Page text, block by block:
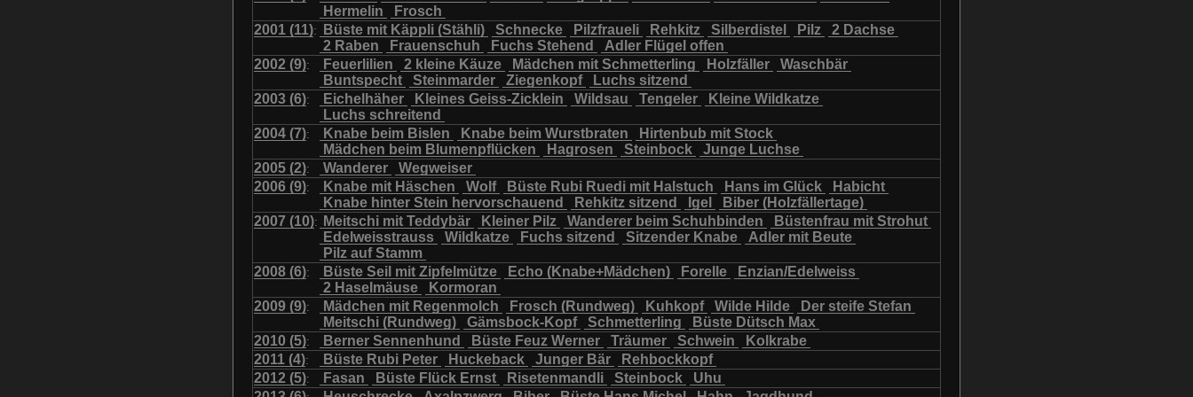
Uhu mit Jungen Waschbär
Hermelin
Frosch
2001 (11): Büste mit Käppli (Stähli) Schnecke Pilzfraueli Rehkitz Silberdistel Pilz
2 Dachse
2 Raben
Frauenschuh Fuchs Stehend
Adler Flügel offen
2002 (9): Feuerlilien 2 kleine Käuze Mädchen mit Schmetterling Holzfäller
Waschbär
Buntspecht
Steinmarder Ziegenkopf
Luchs sitzend
2003 (6): Eichelhäher Kleines Geiss-Zicklein Wildsau Tengeler
Kleine Wildkatze
Luchs schreitend
2004 (7): Knabe beim Bislen Knabe beim Wurstbraten
Hirtenbub mit Stock
Mädchen beim Blumenpflücken
Hagrosen Steinbock
Junge Luchse
2005 (2): Wanderer
Wegweiser
2006 (9): Knabe mit Häschen Wolf Büste Rubi Ruedi mit Halstuch Hans im Glück
Habicht
Knabe hinter Stein hervorschauend
Rehkitz sitzend Igel
Biber (Holzfällertage)
2007 (10): Meitschi mit Teddybär Kleiner Pilz Wanderer beim Schuhbinden
Büstenfrau mit Strohut
Edelweisstrauss
Wildkatze Fuchs sitzend Sitzender Knabe
Adler mit Beute
Pilz auf Stamm
2008 (6): Büste Seil mit Zipfelmütze Echo (Knabe+Mädchen) Forelle
Enzian/Edelweiss
2 Haselmäuse
Kormoran
2009 (9): Mädchen mit Regenmolch Frosch (Rundweg) Kuhkopf Wilde Hilde
Der steife Stefan
Meitschi (Rundweg)
Gämsbock-Kopf Schmetterling
Büste Dütsch Max
2010 (5): Berner Sennenhund Büste Feuz Werner Träumer Schwein
Kolkrabe
2011 (4): Büste Rubi Peter Huckeback Junger Bär
Rehbockkopf
2012 (5): Fasan Büste Flück Ernst Risetenmandli Steinbock
Uhu